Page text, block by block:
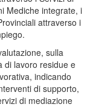
Mediche integrate, i
attraverso i
sulla
di lavoro residue e
indicando
di supporto,
di mediazione